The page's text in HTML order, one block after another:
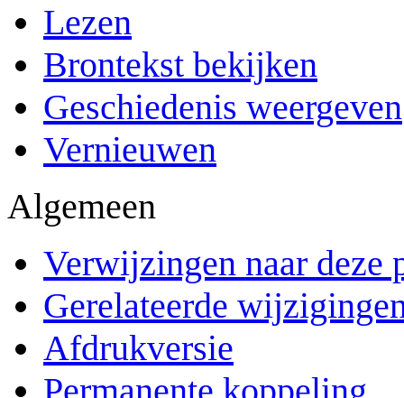
Lezen
Brontekst bekijken
Geschiedenis weergeven
Vernieuwen
Algemeen
Verwijzingen naar deze
Gerelateerde
Afdrukversie